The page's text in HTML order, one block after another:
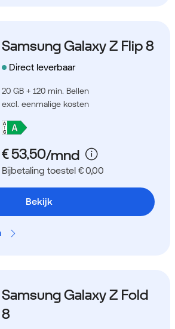
Samsung Galaxy Z Flip 8
Direct leverbaar
20 GB + 120 min. Bellen
excl. eenmalige kosten
Bijbetaling toestel € 0,00
Bekijk
Samsung Galaxy Z Fold
8